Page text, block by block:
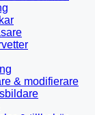
& modifierare